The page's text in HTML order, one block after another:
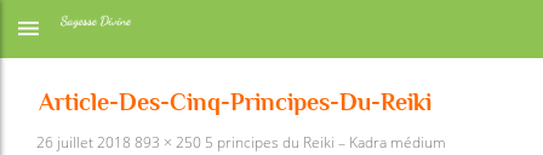
Article-Des-Cinq-Principes-Du-Reiki
26 juillet 2018 893 × 250 5 principes du Reiki – Kadra médium